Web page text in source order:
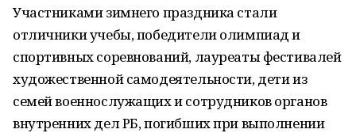
Участниками зимнего праздника стали
отличники учебы, победители олимпиад и
спортивных соревнований, лауреаты фестивалей
художественной самодеятельности, дети из
семей военнослужащих и сотрудников органов
внутренних дел РБ, погибших при выполнении